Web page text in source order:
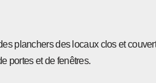
planchers des locaux clos et
portes et de fenêtres.